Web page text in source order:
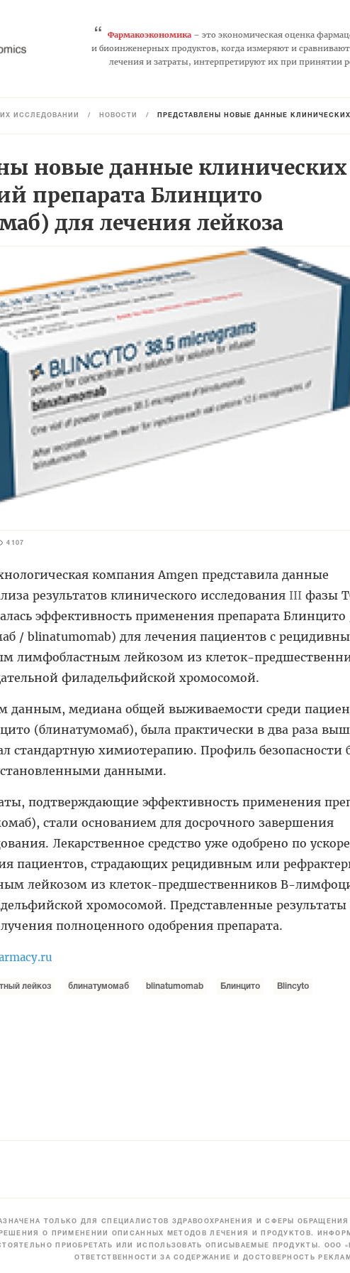
“ Фармакоэкономика– это экономическая оценка
и биоинженерных продуктов, когда измеряют и сравнивают
лечения и затраты, интерпретируют их при принятии
ИССЛЕДОВАНИЙ / НОВОСТИ / ПРЕДСТАВЛЕНЫ НОВЫЕ ДАННЫЕ КЛИНИЧЕСКИХ
новые данные клинических
препарата Блинцито
для лечения лейкоза
4107
компания Amgen представила данные
результатов клинического исследования III фазы
эффективность применения препарата Блинцито
/ blinatumomab) для лечения пациентов с
лимфобластным лейкозом из клеток-
филадельфийской хромосомой.
данным, медиана общей выживаемости среди
(блинатумомаб), была практически в два раза
стандартную химиотерапию. Профиль безопасности
данными.
подтверждающие эффективность применения
стали основанием для досрочного завершения
Лекарственное средство уже одобрено по
пациентов, страдающих рецидивным или
лейкозом из клеток-предшественников B-
хромосомой. Представленные результаты
полноценного одобрения препарата.
лейкоз блинатумомаб blinatumomab Блинцито Blincyto
ТОЛЬКО ДЛЯ СПЕЦИАЛИСТОВ ЗДРАВООХРАНЕНИЯ И СФЕРЫ
О ПРИМЕНЕНИИ ОПИСАННЫХ МЕТОДОВ ЛЕЧЕНИЯ И ПРОДУКТОВ.
ПРИОБРЕТАТЬ ИЛИ ИСПОЛЬЗОВАТЬ ОПИСЫВАЕМЫЕ ПРОДУКТЫ. ООО
ОТВЕТСТВЕННОСТИ ЗА СОДЕРЖАНИЕ И ДОСТОВЕРНОСТЬ